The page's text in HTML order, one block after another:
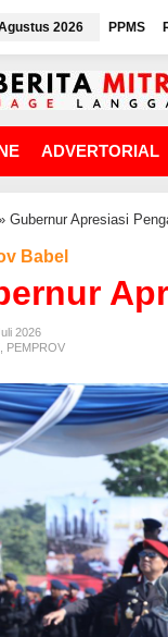
2026 PPMS
ADVERTORIAL
Gubernur Apresiasi
Babel
2026
PEMPROV